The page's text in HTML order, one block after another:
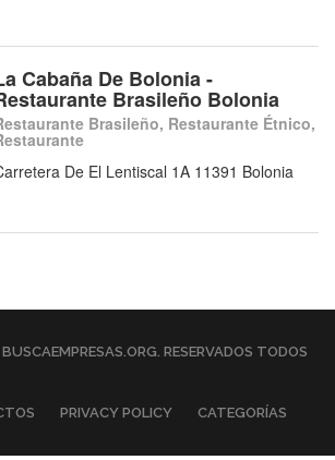
Cabaña De Bolonia -
Brasileño Bolonia
Brasileño, Restaurante Étnico,
De El Lentiscal 1A 11391 Bolonia
RESERVADOS TODOS
PRIVACY POLICY CATEGORÍAS